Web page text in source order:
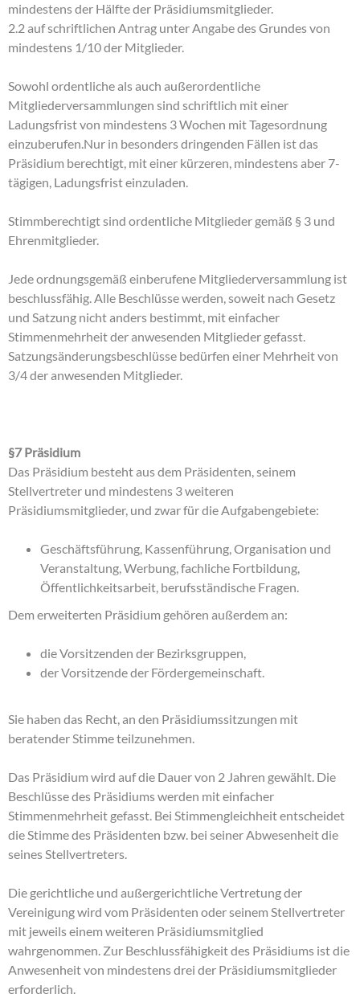
mindestens der Hälfte der Präsidiumsmitglieder.
2.2 auf schriftlichen Antrag unter Angabe des Grundes von
mindestens 1/10 der Mitglieder.
Sowohl ordentliche als auch außerordentliche
Mitgliederversammlungen sind schriftlich mit einer
Ladungsfrist von mindestens 3 Wochen mit Tagesordnung
einzuberufen.Nur in besonders dringenden Fällen ist das
Präsidium berechtigt, mit einer kürzeren, mindestens aber 7-
tägigen, Ladungsfrist einzuladen.
Stimmberechtigt sind ordentliche Mitglieder gemäß § 3 und
Ehrenmitglieder.
Jede ordnungsgemäß einberufene Mitgliederversammlung ist
beschlussfähig. Alle Beschlüsse werden, soweit nach Gesetz
und Satzung nicht anders bestimmt, mit einfacher
Stimmenmehrheit der anwesenden Mitglieder gefasst.
Satzungsänderungsbeschlüsse bedürfen einer Mehrheit von
3/4 der anwesenden Mitglieder.
§7 Präsidium
Das Präsidium besteht aus dem Präsidenten, seinem
Stellvertreter und mindestens 3 weiteren
Präsidiumsmitglieder, und zwar für die Aufgabengebiete:
Geschäftsführung, Kassenführung, Organisation und
Veranstaltung, Werbung, fachliche Fortbildung,
Öffentlichkeitsarbeit, berufsständische Fragen.
Dem erweiterten Präsidium gehören außerdem an:
die Vorsitzenden der Bezirksgruppen,
der Vorsitzende der Fördergemeinschaft.
Sie haben das Recht, an den Präsidiumssitzungen mit
beratender Stimme teilzunehmen.
Das Präsidium wird auf die Dauer von 2 Jahren gewählt. Die
Beschlüsse des Präsidiums werden mit einfacher
Stimmenmehrheit gefasst. Bei Stimmengleichheit entscheidet
die Stimme des Präsidenten bzw. bei seiner Abwesenheit die
seines Stellvertreters.
Die gerichtliche und außergerichtliche Vertretung der
Vereinigung wird vom Präsidenten oder seinem Stellvertreter
mit jeweils einem weiteren Präsidiumsmitglied
wahrgenommen. Zur Beschlussfähigkeit des Präsidiums ist die
Anwesenheit von mindestens drei der Präsidiumsmitglieder
erforderlich.